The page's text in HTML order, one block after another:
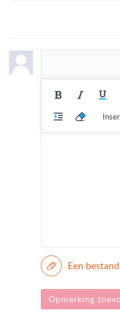
Een
Opmerking